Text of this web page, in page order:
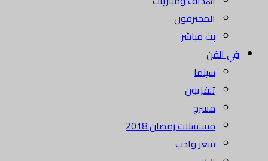
المحترفون
بث مباشر
في الفن
سينما
تلفزيون
مسرح
مسلسلات رمضان 2018
شعر وادب